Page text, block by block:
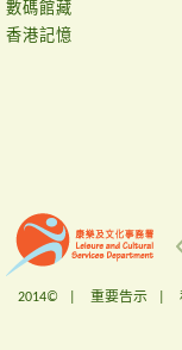
數碼館藏
香港記憶
2014© | 重要告示